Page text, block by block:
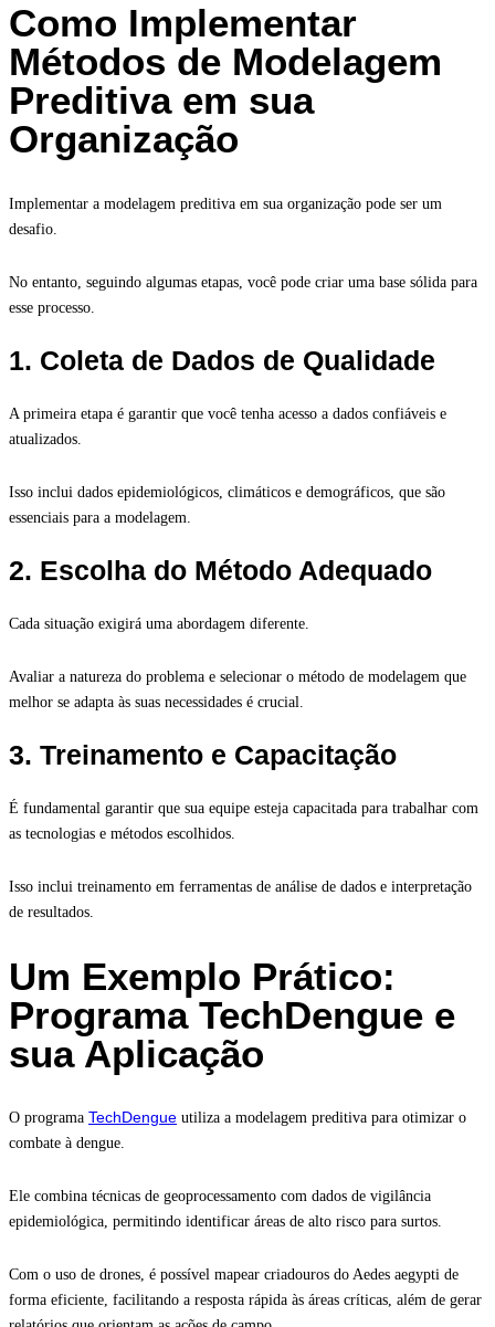
Como Implementar
Métodos de Modelagem
Preditiva em sua
Organização
Implementar a modelagem preditiva em sua organização pode ser um
desafio.
No entanto, seguindo algumas etapas, você pode criar uma base sólida para
esse processo.
1. Coleta de Dados de Qualidade
A primeira etapa é garantir que você tenha acesso a dados confiáveis e
atualizados.
Isso inclui dados epidemiológicos, climáticos e demográficos, que são
essenciais para a modelagem.
2. Escolha do Método Adequado
Cada situação exigirá uma abordagem diferente.
Avaliar a natureza do problema e selecionar o método de modelagem que
melhor se adapta às suas necessidades é crucial.
3. Treinamento e Capacitação
É fundamental garantir que sua equipe esteja capacitada para trabalhar com
as tecnologias e métodos escolhidos.
Isso inclui treinamento em ferramentas de análise de dados e interpretação
de resultados.
Um Exemplo Prático:
Programa TechDengue e
sua Aplicação
O programa TechDengue utiliza a modelagem preditiva para otimizar o
combate à dengue.
Ele combina técnicas de geoprocessamento com dados de vigilância
epidemiológica, permitindo identificar áreas de alto risco para surtos.
Com o uso de drones, é possível mapear criadouros do Aedes aegypti de
forma eficiente, facilitando a resposta rápida às áreas críticas, além de gerar